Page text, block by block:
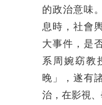
的政治意味
息時，社會
大事件，是
系周婉窈教
晚」，遂有
治，在影視、